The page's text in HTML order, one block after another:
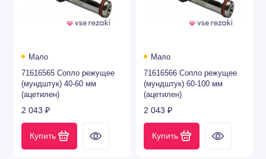
Мало
71616565 Сопло режущее
(мундштук) 40-60 мм
(ацетилен)
2 043 ₽
Купить
Мало
71616566 Сопло режущее
(мундштук) 60-100 мм
(ацетилен)
2 043 ₽
Купить